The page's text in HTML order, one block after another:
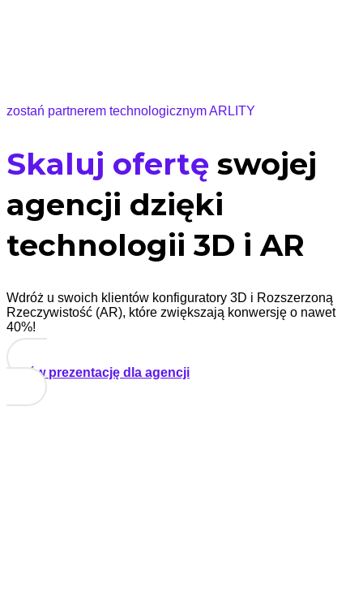
zostań partnerem technologicznym ARLITY
Skaluj ofertę swojej
agencji dzięki
technologii 3D i AR
Wdróż u swoich klientów konfiguratory 3D i Rozszerzoną
Rzeczywistość (AR), które zwiększają konwersję o nawet
40%!
Umów prezentację dla agencji